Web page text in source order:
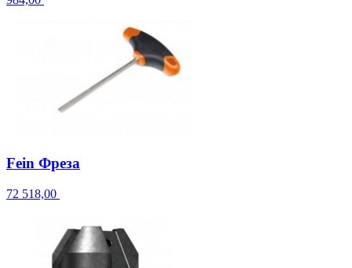
Fein Фреза
72 518,00